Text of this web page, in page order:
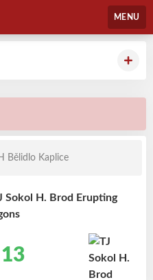
MENU
Bělidlo Kaplice
Sokol H. Brod Erupting